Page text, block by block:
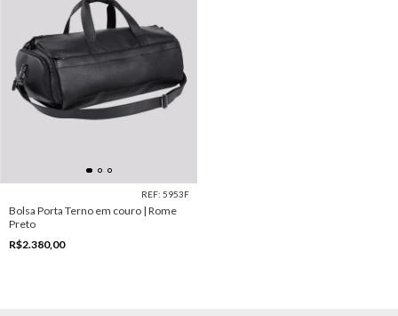
REF: 5953F
Bolsa Porta Terno em couro | Rome
Preto
R$2.380,00